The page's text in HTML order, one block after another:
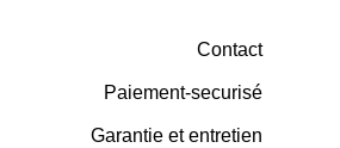
Contact
Paiement-securisé
Garantie et entretien